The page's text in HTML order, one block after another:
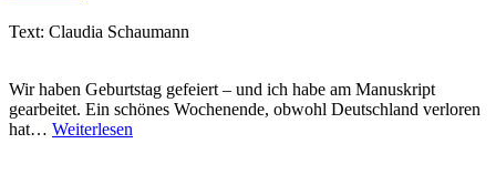
Text: Claudia Schaumann
Wir haben Geburtstag gefeiert – und ich habe am Manuskript
gearbeitet. Ein schönes Wochenende, obwohl Deutschland verloren
hat… Weiterlesen